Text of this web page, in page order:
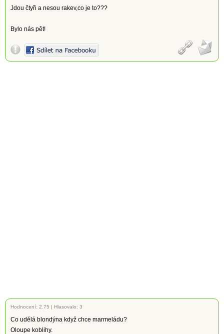
Jdou čtyři a nesou rakev,co je to???
Bylo nás pět!
Hodnocení: 2.75 | Hlasovalo: 3
Co udělá blondýna když chce marmeládu?
Oloupe koblihy.